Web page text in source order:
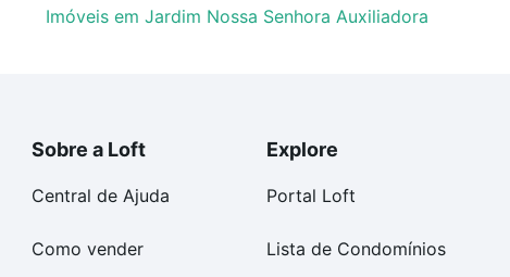
Imóveis em Jardim Nossa Senhora Auxiliadora
Sobre a Loft
Central de Ajuda
Como vender
Explore
Portal Loft
Lista de Condomínios